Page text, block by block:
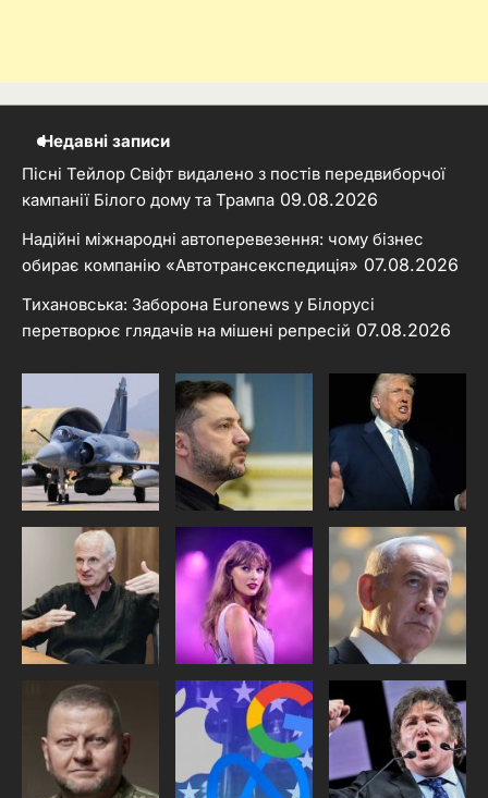
Недавні записи
Пісні Тейлор Свіфт видалено з постів передвиборчої
кампанії Білого дому та Трампа 09.08.2026
Надійні міжнародні автоперевезення: чому бізнес
обирає компанію «Автотрансекспедиція» 07.08.2026
Тихановська: Заборона Euronews у Білорусі
перетворює глядачів на мішені репресій 07.08.2026